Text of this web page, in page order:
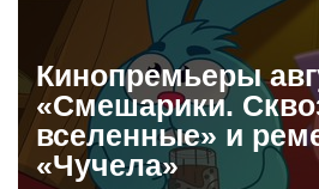
Кинопремьеры
«Смешарики.
вселенные» и
«Чучела»